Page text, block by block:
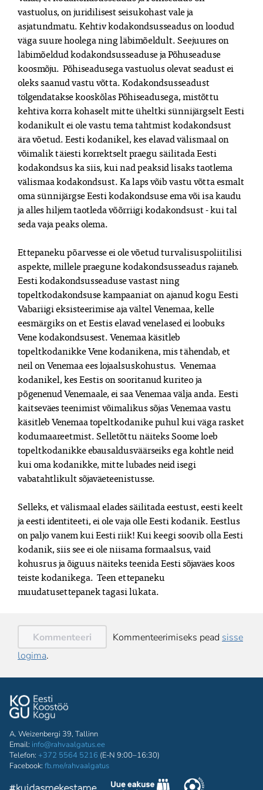
vastuolus, on juridilisest seisukohast vale ja
asjatundmatu. Kehtiv kodakondsusseadus on loodud
väga suure hoolega ning läbimõeldult. Seejuures on
läbimõeldud kodakondsusseaduse ja Põhuseaduse
koosmõju.  Põhiseadusega vastuolus olevat seadust ei
oleks saanud vastu võtta. Kodakondsusseadust
tölgendatakse kooskõlas Põhiseadusega, mistõttu
kehtiva korra kohaselt mitte üheltki sünnijärgselt Eesti
kodanikult ei ole vastu tema tahtmist kodakondsust
ära võetud. Eesti kodanikel, kes elavad välismaal on
võimalik täiesti korrektselt praegu säilitada Eesti
kodakondsus ka siis, kui nad peaksid lisaks taotlema
välismaa kodakondsust. Ka laps võib vastu võtta esmalt
oma sünnijärgse Eesti kodakondsuse ema või isa kaudu
ja alles hiljem taotleda võõrriigi kodakondsust - kui tal
seda vaja peaks olema.
Ettepaneku põarvesse ei ole võetud turvalisuspoliitilisi
aspekte, millele praegune kodakondsusseadus rajaneb.
Eesti kodakondsusseaduse vastast ning
topeltkodakondsuse kampaaniat on ajanud kogu Eesti
Vabariigi eksisteerimise aja vältel Venemaa, kelle
eesmärgiks on et Eestis elavad venelased ei loobuks
Vene kodakondsusest. Venemaa käsitleb
topeltkodanikke Vene kodanikena, mis tähendab, et
neil on Venemaa ees lojaalsuskohustus.  Venemaa
kodanikel, kes Eestis on sooritanud kuriteo ja
põgenenud Venemaale, ei saa Venemaa välja anda. Eesti
kaitseväes teenimist võimalikus sõjas Venemaa vastu
käsitleb Venemaa topeltkodanike puhul kui väga rasket
kodumaareetmist. Selletõttu näiteks Soome loeb
topeltkodanikke ebausaldusväärseiks ega kohtle neid
kui oma kodanikke, mitte lubades neid isegi
vabatahtlikult sõjaväeteenistusse.
Selleks, et välismaal elades säilitada eestust, eesti keelt
ja eesti identiteeti, ei ole vaja olle Eesti kodanik. Eestlus
on paljo vanem kui Eesti riik! Kui keegi soovib olla Eesti
kodanik, siis see ei ole niisama formaalsus, vaid
kohusrus ja õiguus näiteks teenida Eesti sõjaväes koos
teiste kodanikega.  Teen ettepaneku
muudatusettepanek tagasi lükata.
Kommenteeri Kommenteerimiseks pead sisse
logima.
A. Weizenbergi 39, Tallinn
Email: info@rahvaalgatus.ee
Telefon: +372 5564 5216 (E-N 9:00–16:30)
Facebook: fb.me/rahvaalgatus